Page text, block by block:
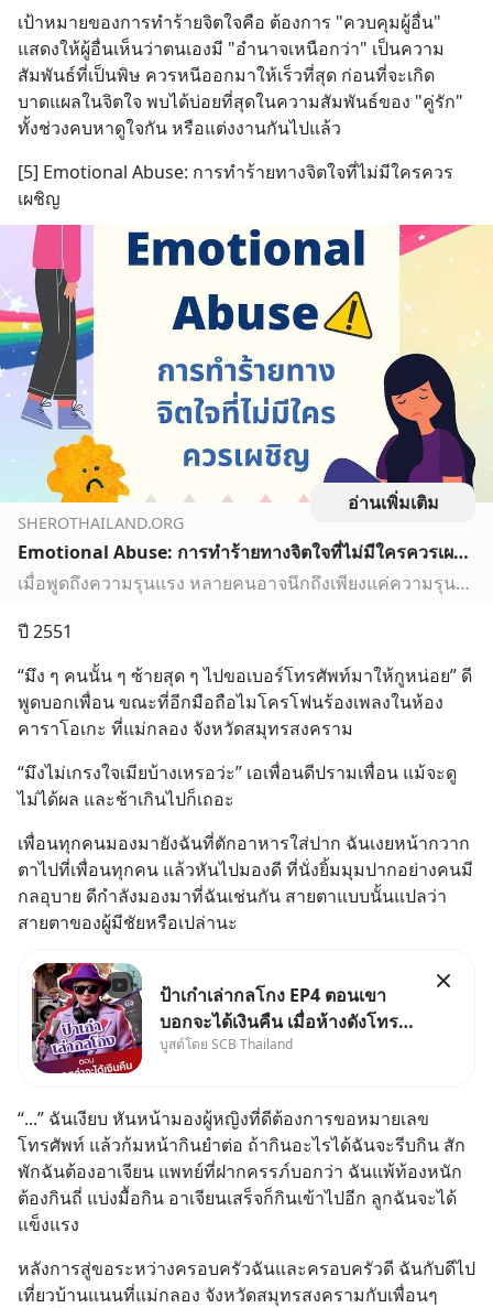
เป้าหมายของการทำร้ายจิตใจคือ ต้องการ "ควบคุมผู้อื่น"
แสดงให้ผู้อื่นเห็นว่าตนเองมี "อำนาจเหนือกว่า" เป็นความ
สัมพันธ์ที่เป็นพิษ ควรหนีออกมาให้เร็วที่สุด ก่อนที่จะเกิด
บาดแผลในจิตใจ พบได้บ่อยที่สุดในความสัมพันธ์ของ "คู่รัก"
ทั้งช่วงคบหาดูใจกัน หรือแต่งงานกันไปแล้ว
[5] Emotional Abuse: การทำร้ายทางจิตใจที่ไม่มีใครควร
เผชิญ
อ่านเพิ่มเติม
SHEROTHAILAND.ORG
Emotional Abuse: การทำร้ายทางจิตใจที่ไม่มีใครควรเผชิญ
เมื่อพูดถึงความรุนแรง หลายคนอาจนึกถึงเพียงแค่ความรุนแรงที่ปรากฏให้เห็นร่างกายเท่านั้น แต่รู้หรือไม่ว่า ยังมีการทำร้ายอีกรูปแบบหนึ่งที่เรียกว่า การทำร้ายทางจิตใจ (Emotional Abuse) ซึ่งความรุนแรงและผลกระทบที่เกิดขึ้นจากการใช้ความรุนแรงรูปแบบดังกล่าวต่อผู้ถูกกระทำนั้น รุนแรงไม่ต่างจากการทำร้ายร่างกายเล…
ปี 2551
“มึง ๆ คนนั้น ๆ ซ้ายสุด ๆ ไปขอเบอร์โทรศัพท์มาให้กูหน่อย” ดี
พูดบอกเพื่อน ขณะที่อีกมือถือไมโครโฟนร้องเพลงในห้อง
คาราโอเกะ ที่แม่กลอง จังหวัดสมุทรสงคราม
“มึงไม่เกรงใจเมียบ้างเหรอว่ะ” เอเพื่อนดีปรามเพื่อน แม้จะดู
ไม่ได้ผล และช้าเกินไปก็เถอะ
เพื่อนทุกคนมองมายังฉันที่ตักอาหารใส่ปาก ฉันเงยหน้ากวาก
ตาไปที่เพื่อนทุกคน แล้วหันไปมองดี ที่นั่งยิ้มมุมปากอย่างคนมี
กลอุบาย ดีกำลังมองมาที่ฉันเช่นกัน สายตาแบบนั้นแปลว่า
สายตาของผู้มีชัยหรือเปล่านะ
ป้าเก๋าเล่ากลโกง EP4 ตอนเขา
บอกจะได้เงินคืน เมื่อห้างดังโทร
หาคุณวิยะดา แจ้งเรื่องเคลมสินค้า
จะได้เงินจริง หรือเป็นเรื่องจ้อจี้ หา
คำตอบได้ที่ “ป้าเก๋าเล่ากลโกง”
EP4 ตอน “เขา
บูสต์โดย SCB Thailand
“...” ฉันเงียบ หันหน้ามองผู้หญิงที่ดีต้องการขอหมายเลข
โทรศัพท์ แล้วก้มหน้ากินยำต่อ ถ้ากินอะไรได้ฉันจะรีบกิน สัก
พักฉันต้องอาเจียน แพทย์ที่ฝากครรภ์บอกว่า ฉันแพ้ท้องหนัก
ต้องกินถี่ แบ่งมื้อกิน อาเจียนเสร็จก็กินเข้าไปอีก ลูกฉันจะได้
แข็งแรง
หลังการสู่ขอระหว่างครอบครัวฉันและครอบครัวดี ฉันกับดีไป
เที่ยวบ้านแนนที่แม่กลอง จังหวัดสมุทรสงครามกับเพื่อนๆ